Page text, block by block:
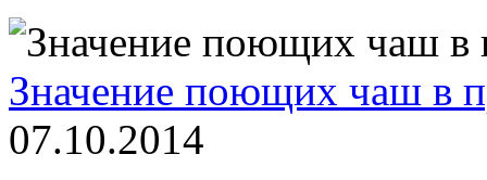
Значение поющих чаш в
07.10.2014